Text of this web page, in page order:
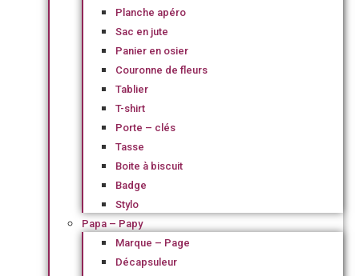
Planche apéro
Sac en jute
Panier en osier
Couronne de fleurs
Tablier
T-shirt
Porte – clés
Tasse
Boite à biscuit
Badge
Stylo
Papa – Papy
Marque – Page
Décapsuleur